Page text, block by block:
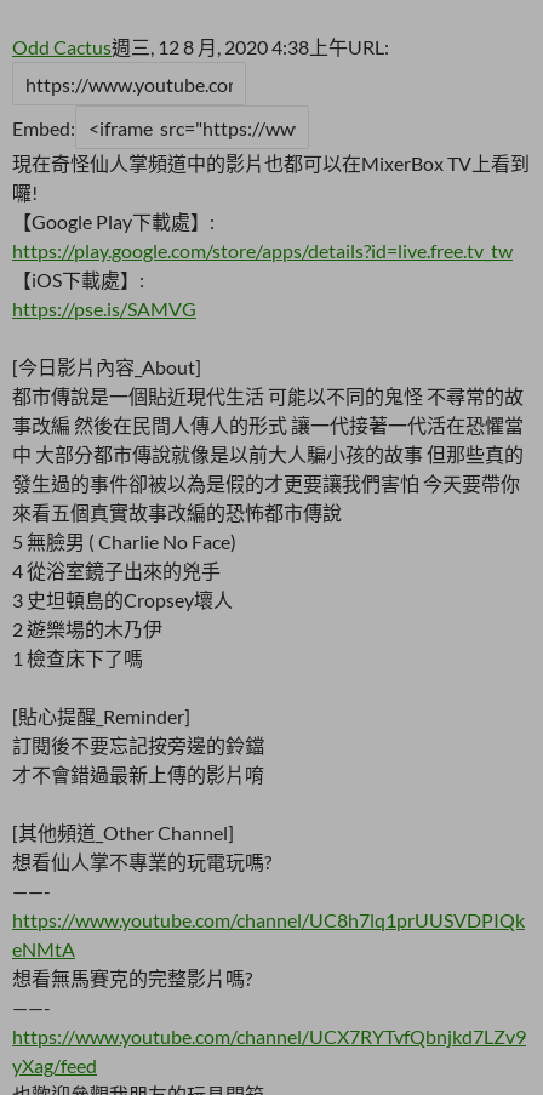
Odd Cactus週三, 12 8 月, 2020 4:38上午URL:
Embed:
現在奇怪仙人掌頻道中的影片也都可以在MixerBox TV上看到
囉!
【Google Play下載處】:
https://play.google.com/store/apps/details?id=live.free.tv_tw
【iOS下載處】:
https://pse.is/SAMVG
[今日影片內容_About]
都市傳說是一個貼近現代生活 可能以不同的鬼怪 不尋常的故
事改編 然後在民間人傳人的形式 讓一代接著一代活在恐懼當
中 大部分都市傳說就像是以前大人騙小孩的故事 但那些真的
發生過的事件卻被以為是假的才更要讓我們害怕 今天要帶你
來看五個真實故事改編的恐怖都市傳說
5 無臉男 ( Charlie No Face)
4 從浴室鏡子出來的兇手
3 史坦頓島的Cropsey壞人
2 遊樂場的木乃伊
1 檢查床下了嗎
[貼心提醒_Reminder]
訂閱後不要忘記按旁邊的鈴鐺
才不會錯過最新上傳的影片唷
[其他頻道_Other Channel]
想看仙人掌不專業的玩電玩嗎?
——-
https://www.youtube.com/channel/UC8h7lq1prUUSVDPIQk
eNMtA
想看無馬賽克的完整影片嗎?
——-
https://www.youtube.com/channel/UCX7RYTvfQbnjkd7LZv9
yXag/feed